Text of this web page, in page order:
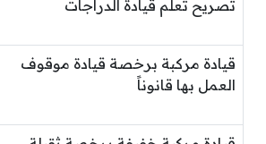
تصريح تعلم قيادة الدراجات
قيادة مركبة برخصة قيادة موقوف
العمل بها قانوناً